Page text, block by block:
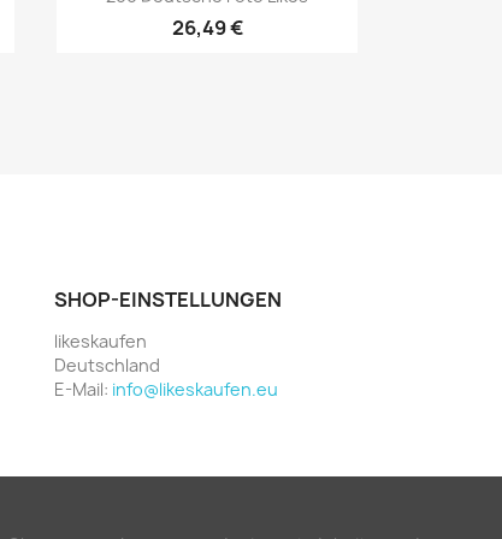
26,49 €
SHOP-EINSTELLUNGEN
likeskaufen
Deutschland
E-Mail: info@likeskaufen.eu